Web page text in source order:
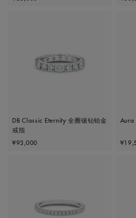
DB Classic Eternity 全圈镶钻铂金
戒指
Original price
¥93,000
Aura